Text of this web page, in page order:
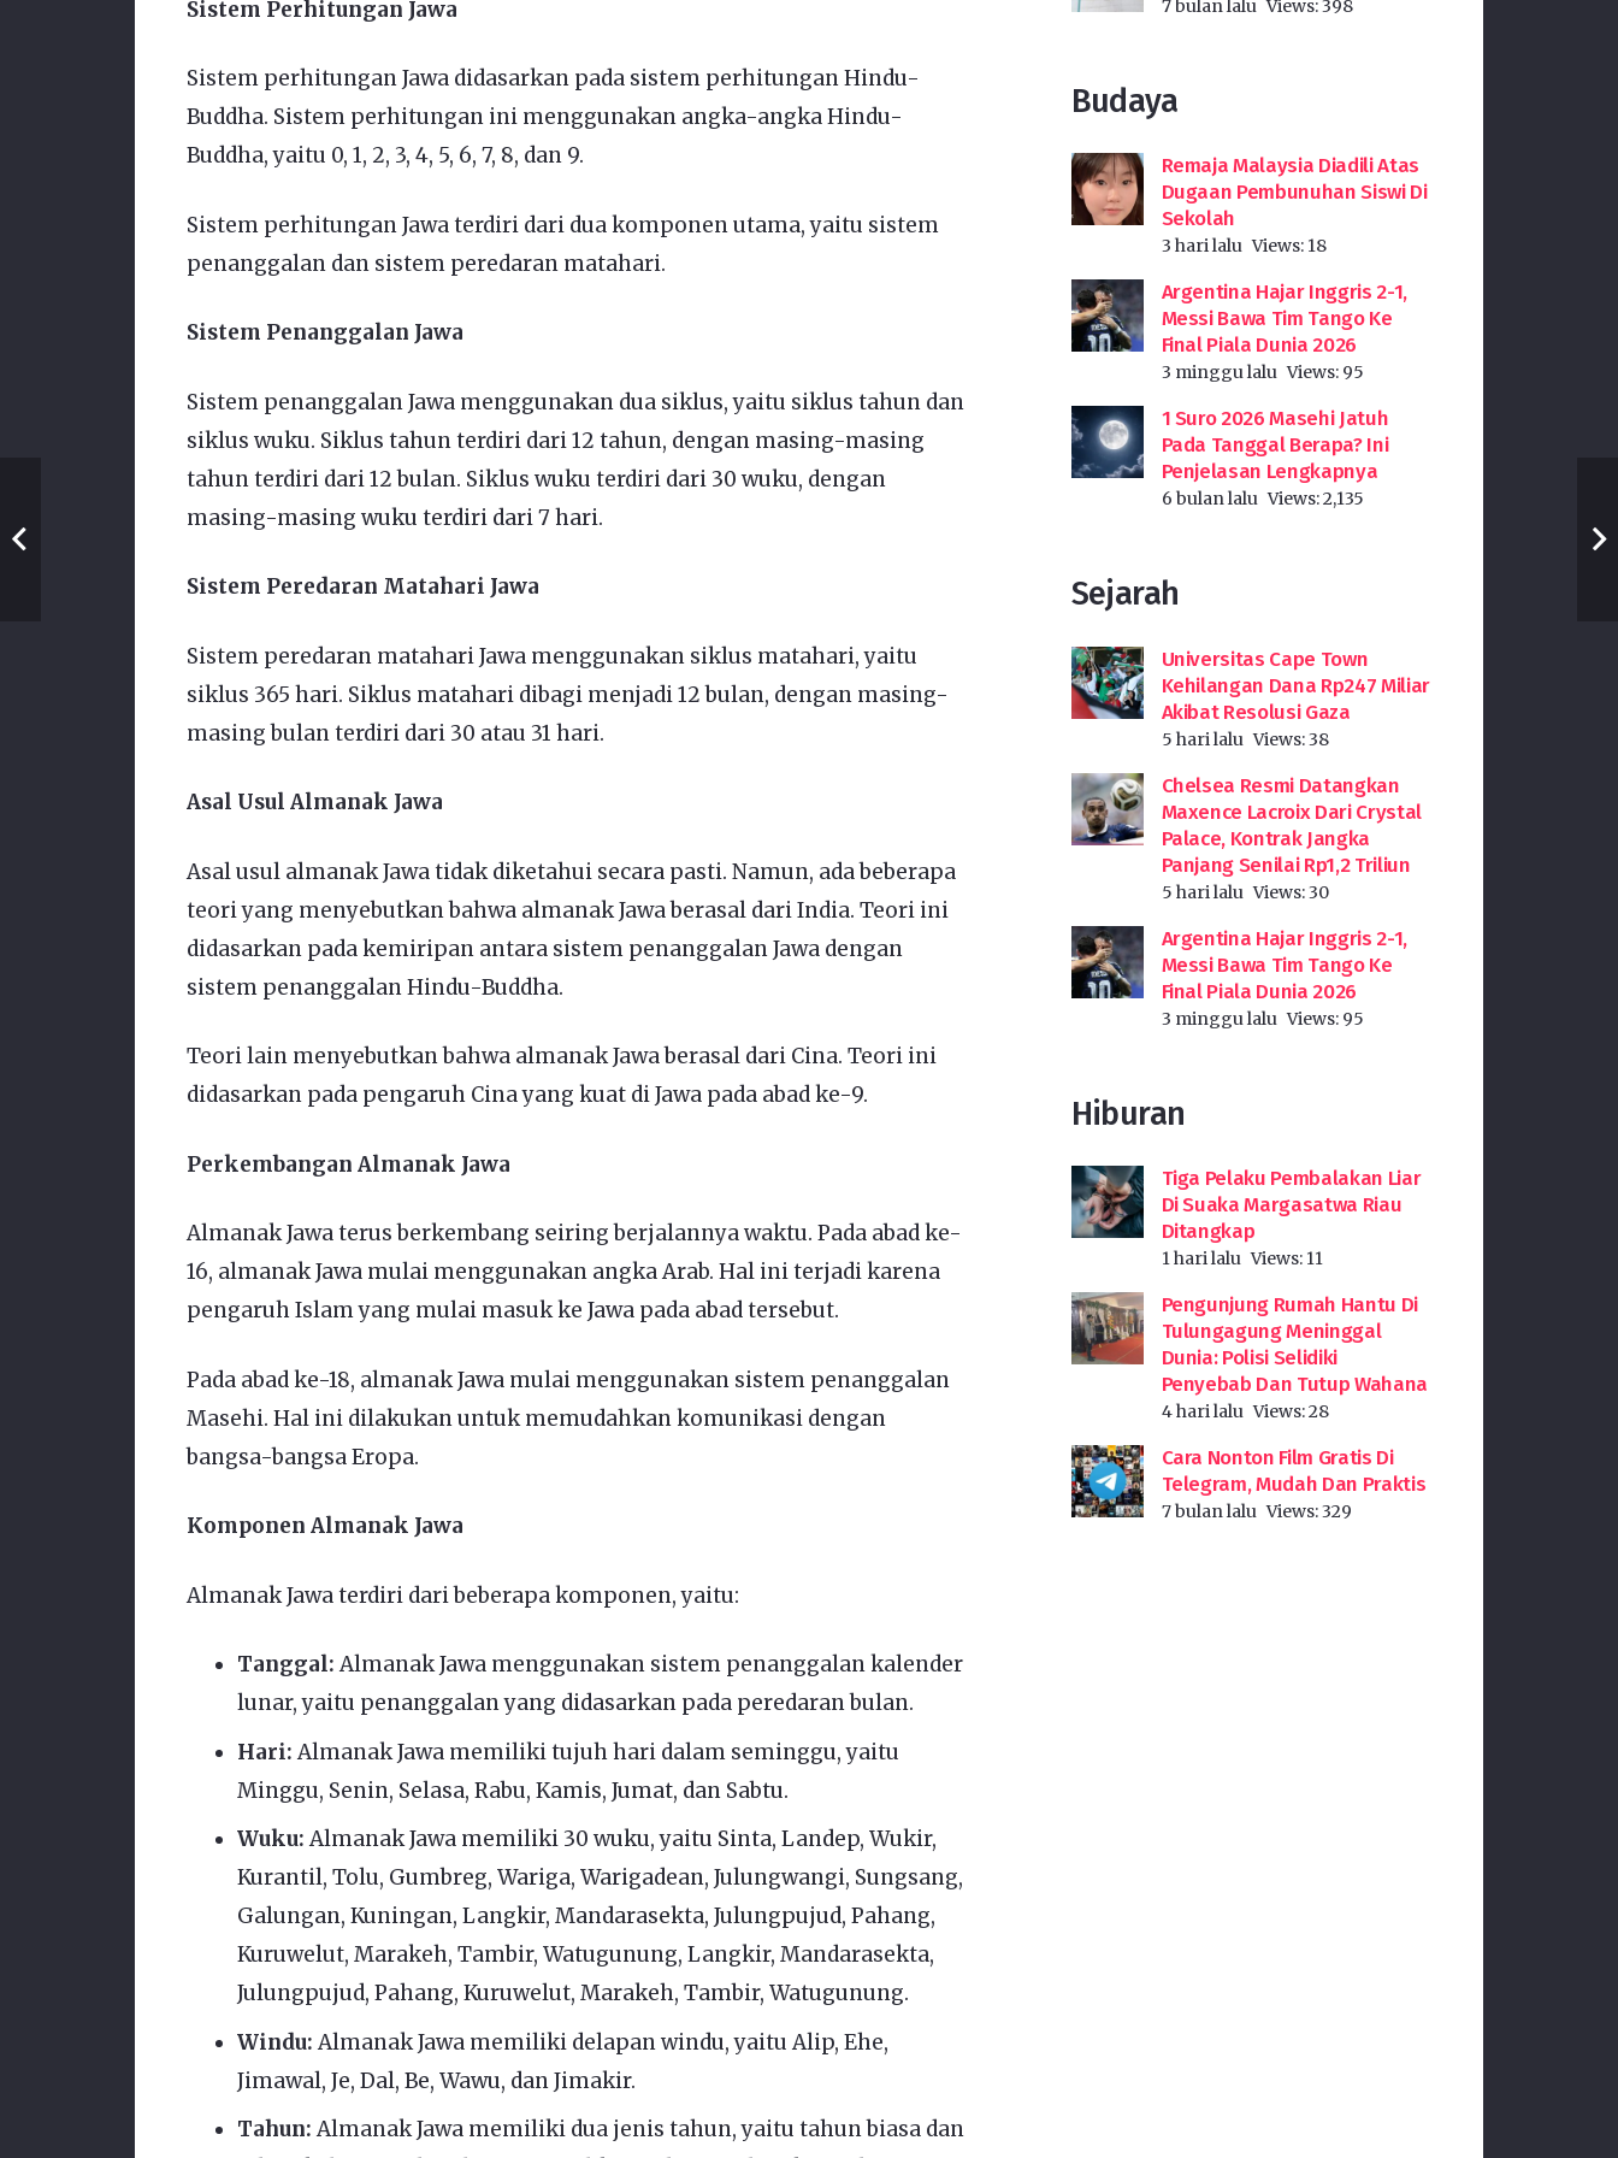
Sistem Perhitungan Jawa
Sistem perhitungan Jawa didasarkan pada sistem perhitungan Hindu-
Buddha. Sistem perhitungan ini menggunakan angka-angka Hindu-
Buddha, yaitu 0, 1, 2, 3, 4, 5, 6, 7, 8, dan 9.
Sistem perhitungan Jawa terdiri dari dua komponen utama, yaitu sistem
penanggalan dan sistem peredaran matahari.
Sistem Penanggalan Jawa
Sistem penanggalan Jawa menggunakan dua siklus, yaitu siklus tahun dan
siklus wuku. Siklus tahun terdiri dari 12 tahun, dengan masing-masing
tahun terdiri dari 12 bulan. Siklus wuku terdiri dari 30 wuku, dengan
masing-masing wuku terdiri dari 7 hari.
Sistem Peredaran Matahari Jawa
Sistem peredaran matahari Jawa menggunakan siklus matahari, yaitu
siklus 365 hari. Siklus matahari dibagi menjadi 12 bulan, dengan masing-
masing bulan terdiri dari 30 atau 31 hari.
Asal Usul Almanak Jawa
Asal usul almanak Jawa tidak diketahui secara pasti. Namun, ada beberapa
teori yang menyebutkan bahwa almanak Jawa berasal dari India. Teori ini
didasarkan pada kemiripan antara sistem penanggalan Jawa dengan
sistem penanggalan Hindu-Buddha.
Teori lain menyebutkan bahwa almanak Jawa berasal dari Cina. Teori ini
didasarkan pada pengaruh Cina yang kuat di Jawa pada abad ke-9.
Perkembangan Almanak Jawa
Almanak Jawa terus berkembang seiring berjalannya waktu. Pada abad ke-
16, almanak Jawa mulai menggunakan angka Arab. Hal ini terjadi karena
pengaruh Islam yang mulai masuk ke Jawa pada abad tersebut.
Pada abad ke-18, almanak Jawa mulai menggunakan sistem penanggalan
Masehi. Hal ini dilakukan untuk memudahkan komunikasi dengan
bangsa-bangsa Eropa.
Komponen Almanak Jawa
Almanak Jawa terdiri dari beberapa komponen, yaitu:
Tanggal:Almanak Jawa menggunakan sistem penanggalan kalender
lunar, yaitu penanggalan yang didasarkan pada peredaran bulan.
Hari:Almanak Jawa memiliki tujuh hari dalam seminggu, yaitu
Minggu, Senin, Selasa, Rabu, Kamis, Jumat, dan Sabtu.
Wuku:Almanak Jawa memiliki 30 wuku, yaitu Sinta, Landep, Wukir,
Kurantil, Tolu, Gumbreg, Wariga, Warigadean, Julungwangi, Sungsang,
Galungan, Kuningan, Langkir, Mandarasekta, Julungpujud, Pahang,
Kuruwelut, Marakeh, Tambir, Watugunung, Langkir, Mandarasekta,
Julungpujud, Pahang, Kuruwelut, Marakeh, Tambir, Watugunung.
Windu:Almanak Jawa memiliki delapan windu, yaitu Alip, Ehe,
Jimawal, Je, Dal, Be, Wawu, dan Jimakir.
Tahun:Almanak Jawa memiliki dua jenis tahun, yaitu tahun biasa dan
7 bulan lalu Views:398
Budaya
Remaja Malaysia Diadili Atas
Dugaan Pembunuhan Siswi Di
Sekolah
3 hari lalu Views: 18
Argentina Hajar Inggris 2-1,
Messi Bawa Tim Tango Ke
Final Piala Dunia 2026
3 minggu lalu Views: 95
1 Suro 2026 Masehi Jatuh
Pada Tanggal Berapa? Ini
Penjelasan Lengkapnya
6 bulan lalu Views:2,135
Sejarah
Universitas Cape Town
Kehilangan Dana Rp247 Miliar
Akibat Resolusi Gaza
5 hari lalu Views:38
Chelsea Resmi Datangkan
Maxence Lacroix Dari Crystal
Palace, Kontrak Jangka
Panjang Senilai Rp1,2 Triliun
5 hari lalu Views:30
Argentina Hajar Inggris 2-1,
Messi Bawa Tim Tango Ke
Final Piala Dunia 2026
3 minggu lalu Views: 95
Hiburan
Tiga Pelaku Pembalakan Liar
Di Suaka Margasatwa Riau
Ditangkap
1 hari lalu Views: 11
Pengunjung Rumah Hantu Di
Tulungagung Meninggal
Dunia: Polisi Selidiki
Penyebab Dan Tutup Wahana
4 hari lalu Views:28
Cara Nonton Film Gratis Di
Telegram, Mudah Dan Praktis
7 bulan lalu Views:329